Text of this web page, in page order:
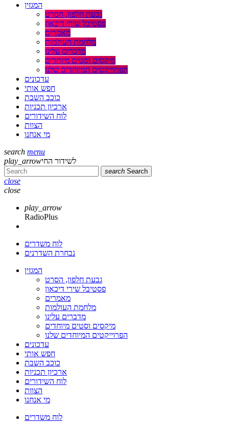
המגזין
גבעת חלפון, הסרט
פסטיבל שירי דיכאון
מאמרים
מלחמת העולמות
מדברים עלינו
מיקסים וסטים מיוחדים
הפרוייקטים המיוחדים שלנו
עדכונים
חפש אותי
כוכב השבת
ארכיון תכניות
לוח השידורים
הצוות
מי אנחנו
search menu
play_arrowלשידור החי
search Search
close
close
play_arrow
RadioPlus
לוח משדרים
נבחרת השדרנים
המגזין
גבעת חלפון, הסרט
פסטיבל שירי דיכאון
מאמרים
מלחמת העולמות
מדברים עלינו
מיקסים וסטים מיוחדים
הפרוייקטים המיוחדים שלנו
עדכונים
חפש אותי
כוכב השבת
ארכיון תכניות
לוח השידורים
הצוות
מי אנחנו
לוח משדרים